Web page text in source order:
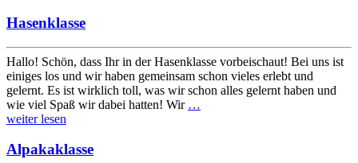
Hasenklasse
Hallo! Schön, dass Ihr in der Hasenklasse vorbeischaut! Bei uns ist
einiges los und wir haben gemeinsam schon vieles erlebt und
gelernt. Es ist wirklich toll, was wir schon alles gelernt haben und
wie viel Spaß wir dabei hatten! Wir …
weiter lesen
Alpakaklasse